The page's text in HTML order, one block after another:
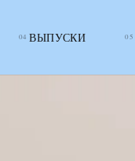
ВЫПУСКИ